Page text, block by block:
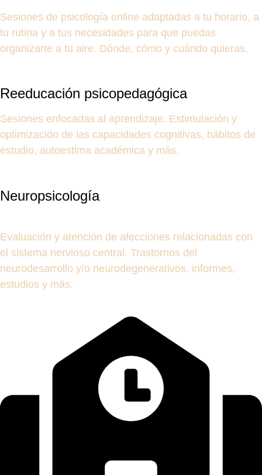
Sesiones de psicología online adaptadas a tu horario, a
tu rutina y a tus necesidades para que puedas
organizarte a tu aire. Dónde, cómo y cuándo quieras.
Reeducación psicopedagógica
Sesiones enfocadas al aprendizaje. Estimulación y
optimización de las capacidades cognitivas, hábitos de
estudio, autoestima académica y más.
Neuropsicología
Evaluación y atención de afecciones relacionadas con
el sistema nervioso central. Trastornos del
neurodesarrollo y/o neurodegenerativos, informes,
estudios y más.